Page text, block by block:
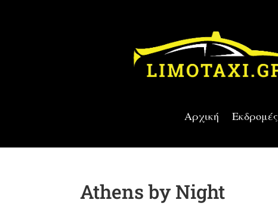
Αρχική Εκδρομές
Athens by Night